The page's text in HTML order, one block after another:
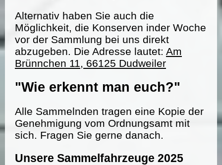
Alternativ haben Sie auch die
Möglichkeit, die Konserven inder Woche
vor der Sammlung bei uns direkt
abzugeben. Die Adresse lautet: Am
Brünnchen 11, 66125 Dudweiler
"Wie erkennt man euch?"
Alle Sammelnden tragen eine Kopie der
Genehmigung vom Ordnungsamt mit
sich. Fragen Sie gerne danach.
Unsere Sammelfahrzeuge 2025